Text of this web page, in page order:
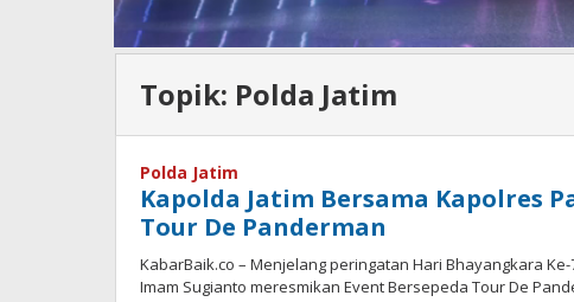
Topik: Polda Jatim
Polda Jatim
Kapolda Jatim Bersama Kapolres
Tour De Panderman
KabarBaik.co – Menjelang peringatan Hari Bhayangkara Ke-
Imam Sugianto meresmikan Event Bersepeda Tour De